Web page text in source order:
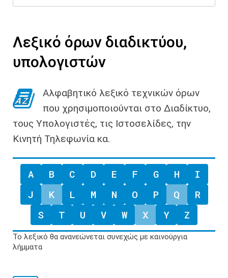
Λεξικό όρων διαδικτύου,
υπολογιστών
Αλφαβητικό λεξικό τεχνικών όρων
που χρησιμοποιούνται στο Διαδίκτυο,
τους Υπολογιστές, τις Ιστοσελίδες, την
Κινητή Τηλεφωνία κα.
A B C D E F G H
I
J
K L M N O P Q
R
S
T U V W X Y Z
Το λεξικό θα ανανεώνεται συνεχώς με καινούργια
λήμματα